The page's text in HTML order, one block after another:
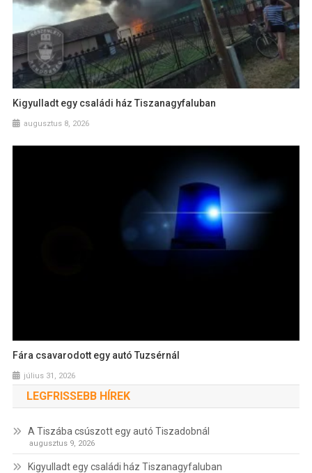
Kigyulladt egy családi ház Tiszanagyfaluban
augusztus 8, 2026
Fára csavarodott egy autó Tuzsérnál
július 31, 2026
LEGFRISSEBB HÍREK
A Tiszába csúszott egy autó Tiszadobnál
augusztus 9, 2026
Kigyulladt egy családi ház Tiszanagyfaluban